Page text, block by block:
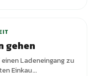
gehen
Ladeneingang zu
Einkau...